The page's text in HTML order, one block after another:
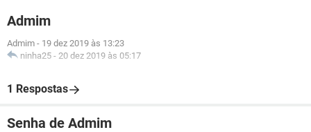
Admim
Admim - 19 dez 2019 às 13:23
ninha25 - 20 dez 2019 às 05:17
1 Respostas
Senha de Admim